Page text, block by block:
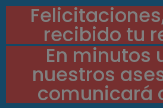
recibido tu
En minutos
nuestros
comunicará